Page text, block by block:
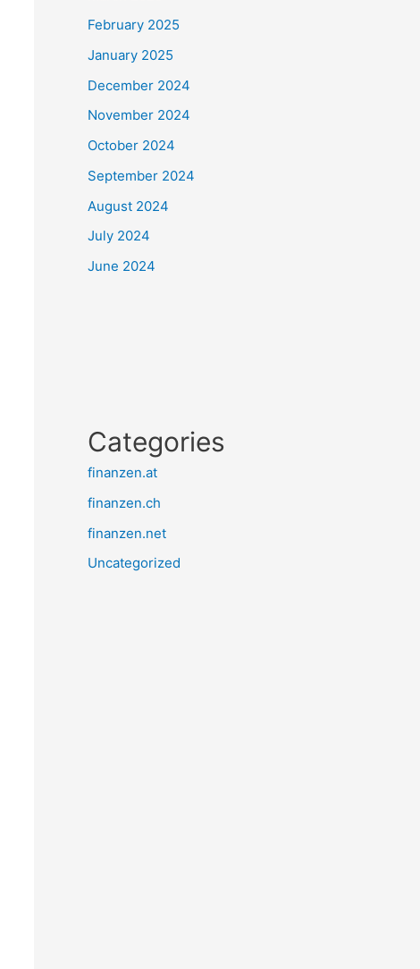
February 2025
January 2025
December 2024
November 2024
October 2024
September 2024
August 2024
July 2024
June 2024
Categories
finanzen.at
finanzen.ch
finanzen.net
Uncategorized